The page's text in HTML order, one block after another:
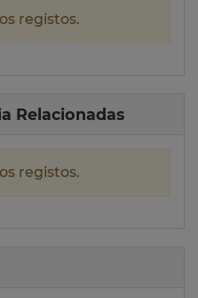
registos.
Relacionadas
registos.